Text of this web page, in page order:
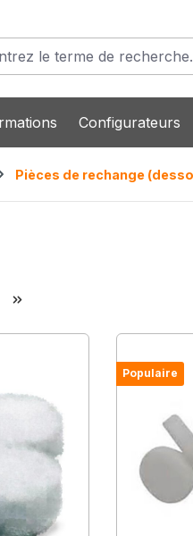
Configurateurs
Pièces de rechange
Populaire